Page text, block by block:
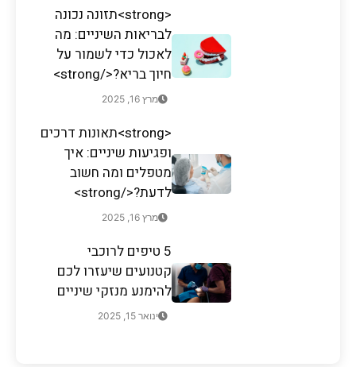
<strong>תזונה נכונה
לבריאות השיניים: מה
לאכול כדי לשמור על
חיוך בריא?</strong>
מרץ 16, 2025
<strong>תאונות דרכים
ופגיעות שיניים: איך
מטפלים ומה חשוב
לדעת?</strong>
מרץ 16, 2025
5 טיפים לרוכבי
קטנועים שיעזרו לכם
להימנע מנזקי שיניים
ינואר 15, 2025